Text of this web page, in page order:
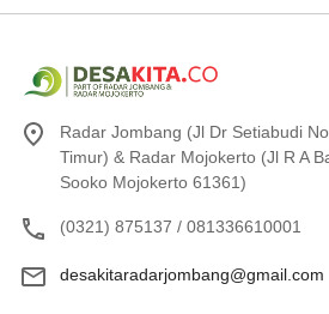
Radar Jombang (Jl Dr Setiabudi
Timur) & Radar Mojokerto (Jl R A
Sooko Mojokerto 61361)
(0321) 875137 / 081336610001
desakitaradarjombang@gmail.com